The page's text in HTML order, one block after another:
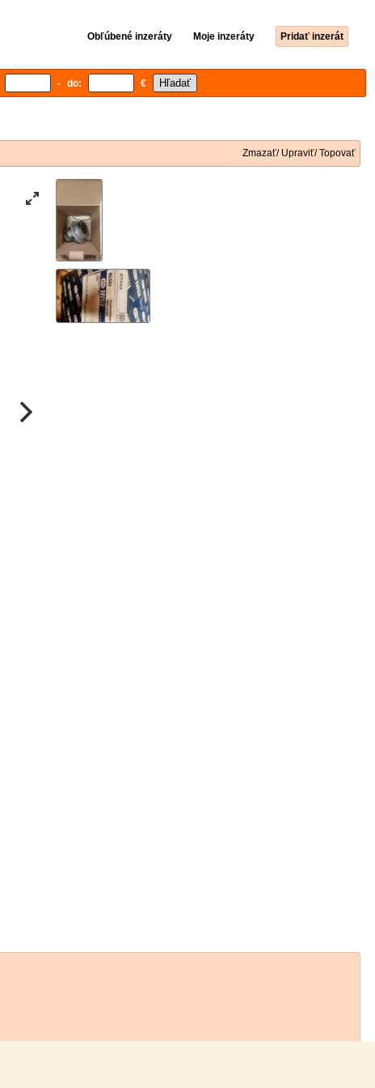
Obľúbené inzeráty Moje inzeráty Pridať inzerát
- do: €
Zmazať/ Upraviť/ Topovať